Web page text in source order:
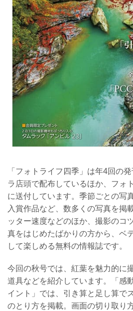
「フォトライフ四季」は年4回の
ラ店頭で配布しているほか、フォ
に送付しています。季節ごとの写
入賞作品など、数多くの写真を掲
ッター速度などのほか、撮影のコ
真をはじめたばかりの方から、ベ
して楽しめる無料の情報誌です。
今回の秋号では、紅葉を魅力的に
道具などを紹介しています。「感
イント」では、引き算と足し算で
のとり方を掲載。画面の切り取り